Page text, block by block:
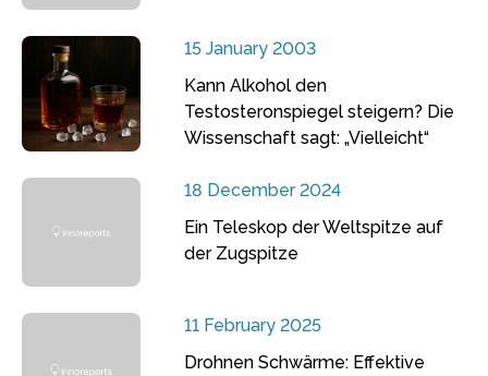
15 January 2003
Kann Alkohol den
Testosteronspiegel steigern? Die
Wissenschaft sagt: „Vielleicht“
18 December 2024
Ein Teleskop der Weltspitze auf
der Zugspitze
11 February 2025
Drohnen Schwärme: Effektive